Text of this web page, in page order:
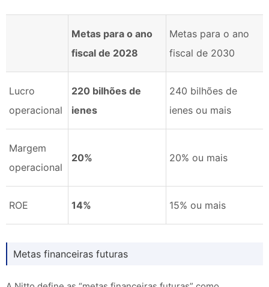
Metas para o ano
fiscal de 2028
Metas para o ano
fiscal de 2030
Lucro
operacional
220 bilhões de
ienes
240 bilhões de
ienes ou mais
Margem
operacional
20% 20% ou mais
ROE 14% 15% ou mais
Metas financeiras futuras